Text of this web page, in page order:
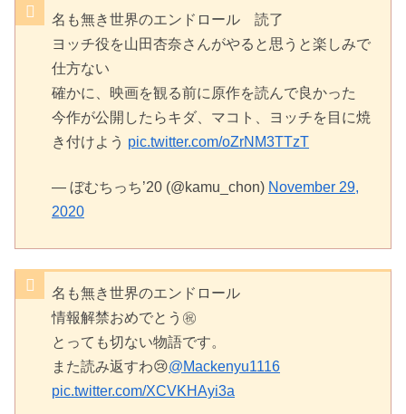
名も無き世界のエンドロール 読了
ヨッチ役を山田杏奈さんがやると思うと楽しみで
仕方ない
確かに、映画を観る前に原作を読んで良かった
今作が公開したらキダ、マコト、ヨッチを目に焼
き付けよう pic.twitter.com/oZrNM3TTzT
— ぼむちっち’20 (@kamu_chon) November 29,
2020
名も無き世界のエンドロール
情報解禁おめでとう㊗️
とっても切ない物語です。
また読み返すわ😢@Mackenyu1116
pic.twitter.com/XCVKHAyi3a